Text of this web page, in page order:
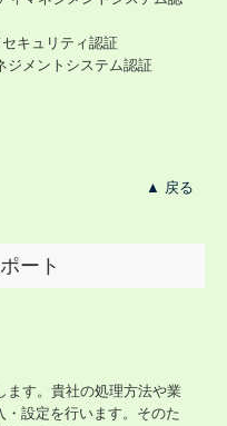
キュリティ認証
ジメントシステム認証
▲ 戻る
ート
ます。貴社の処理方法や業
設定を行います。そのた